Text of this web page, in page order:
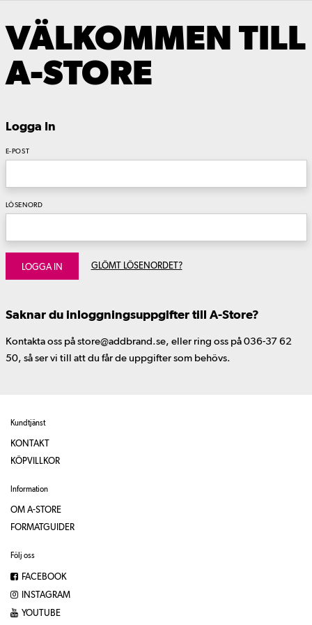
VÄLKOMMEN TILL
A-STORE
Logga In
E-POST
LÖSENORD
LOGGA IN GLÖMT LÖSENORDET?
Saknar du inloggningsuppgifter till A-Store?
Kontakta oss på store@addbrand.se, eller ring oss på 036-37 62
50, så ser vi till att du får de uppgifter som behövs.
Kundtjänst
KONTAKT
KÖPVILLKOR
Information
OM A-STORE
FORMATGUIDER
Följ oss
FACEBOOK
INSTAGRAM
YOUTUBE